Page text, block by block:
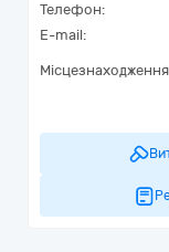
Телефон:
E-mail: